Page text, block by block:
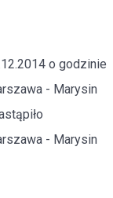
o godzinie
- Marysin
- Marysin